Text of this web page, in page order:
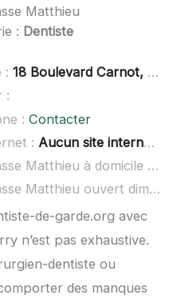
Matthieu
: Dentiste
: 18 Boulevard Carnot, 51300 Vitry-le-François
:
: Contacter
: Aucun site internet connu
Dr Hutasse Matthieu à domicile :
Dr Hutasse Matthieu ouvert dimanche :
de-garde.org avec
n’est pas exhaustive.
dentiste ou
des manques